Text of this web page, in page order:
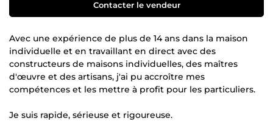
Contacter le vendeur
Avec une expérience de plus de 14 ans dans la maison
individuelle et en travaillant en direct avec des
constructeurs de maisons individuelles, des maîtres
d'œuvre et des artisans, j'ai pu accroître mes
compétences et les mettre à profit pour les particuliers.
Je suis rapide, sérieuse et rigoureuse.